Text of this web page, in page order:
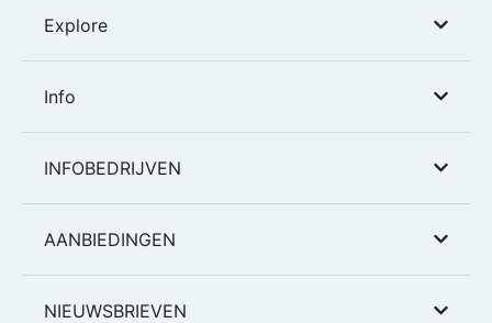
Explore
Info
INFOBEDRIJVEN
AANBIEDINGEN
NIEUWSBRIEVEN